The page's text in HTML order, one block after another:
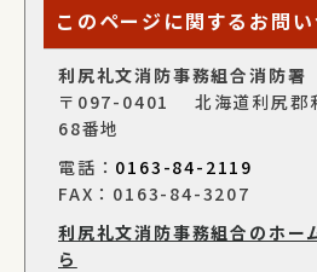
このページに関するお問
利尻礼文消防事務組合消防署
〒097-0401 北海道利尻郡
68番地
電話： 0163-84-2119
FAX：0163-84-3207
利尻礼文消防事務組合のホー
ら